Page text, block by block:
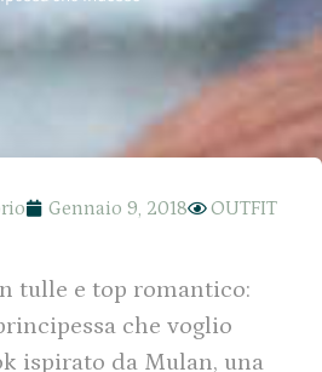
Gennaio 9, 2018 OUTFIT
tulle e top romantico:
che voglio
ispirato da Mulan, una